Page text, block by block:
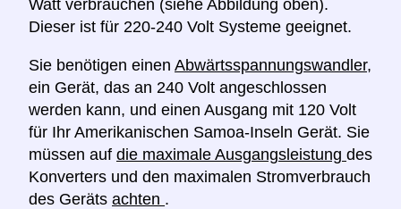
Watt verbrauchen (siehe Abbildung oben).
Dieser ist für 220-240 Volt Systeme geeignet.
Sie benötigen einen Abwärtsspannungswandler,
ein Gerät, das an 240 Volt angeschlossen
werden kann, und einen Ausgang mit 120 Volt
für Ihr Amerikanischen Samoa-Inseln Gerät. Sie
müssen auf die maximale Ausgangsleistung des
Konverters und den maximalen Stromverbrauch
des Geräts achten .